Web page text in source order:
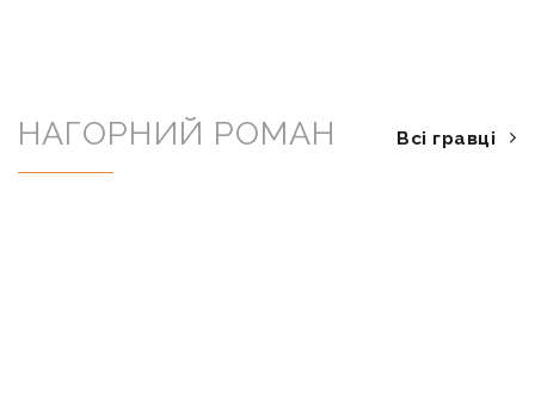
НАГОРНИЙ РОМАН Всі гравці